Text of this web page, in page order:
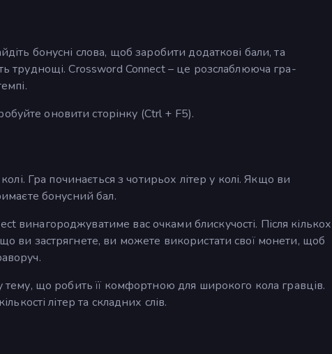
бонусні слова, щоб заробити додаткові бали, та
труднощі. Crossword Connect – це розслаблююча гра-
оновити сторінку (Ctrl + F5).
Гра починається з чотирьох літер у колі. Якщо ви
бонусний бал.
винагороджуватиме вас очками блискучості. Після кількох
ви застрягнете, ви можете використати свої монети, щоб
що робить її комфортною для широкого кола гравців.
літер та складних слів.